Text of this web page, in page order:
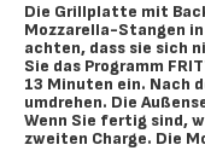
Die Grillplatte mit
Mozzarella-Stangen
achten, dass sie sich
Sie das Programm
13 Minuten ein. Nach
umdrehen. Die
Wenn Sie fertig sind,
zweiten Charge. Die